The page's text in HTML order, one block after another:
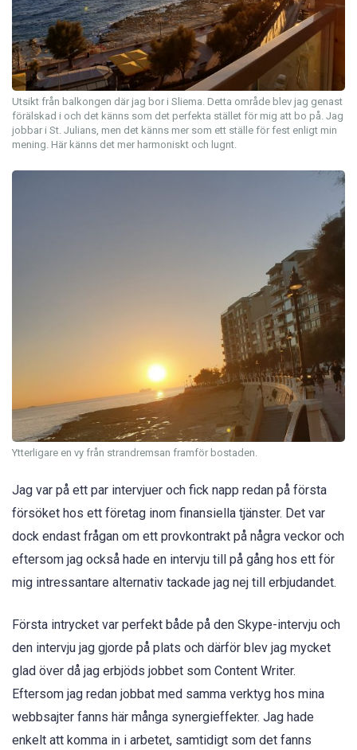
Utsikt från balkongen där jag bor i Sliema. Detta område blev jag genast
förälskad i och det känns som det perfekta stället för mig att bo på. Jag
jobbar i St. Julians, men det känns mer som ett ställe för fest enligt min
mening. Här känns det mer harmoniskt och lugnt.
Ytterligare en vy från strandremsan framför bostaden.
Jag var på ett par intervjuer och fick napp redan på första
försöket hos ett företag inom finansiella tjänster. Det var
dock endast frågan om ett provkontrakt på några veckor och
eftersom jag också hade en intervju till på gång hos ett för
mig intressantare alternativ tackade jag nej till erbjudandet.
Första intrycket var perfekt både på den Skype-intervju och
den intervju jag gjorde på plats och därför blev jag mycket
glad över då jag erbjöds jobbet som Content Writer.
Eftersom jag redan jobbat med samma verktyg hos mina
webbsajter fanns här många synergieffekter. Jag hade
enkelt att komma in i arbetet, samtidigt som det fanns